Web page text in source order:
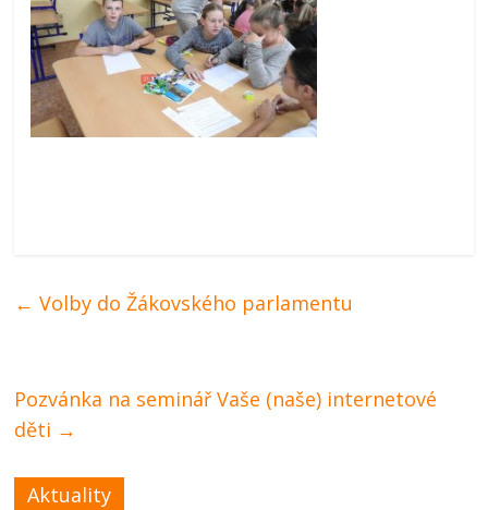
← Volby do Žákovského parlamentu
Pozvánka na seminář Vaše (naše) internetové
děti →
Aktuality